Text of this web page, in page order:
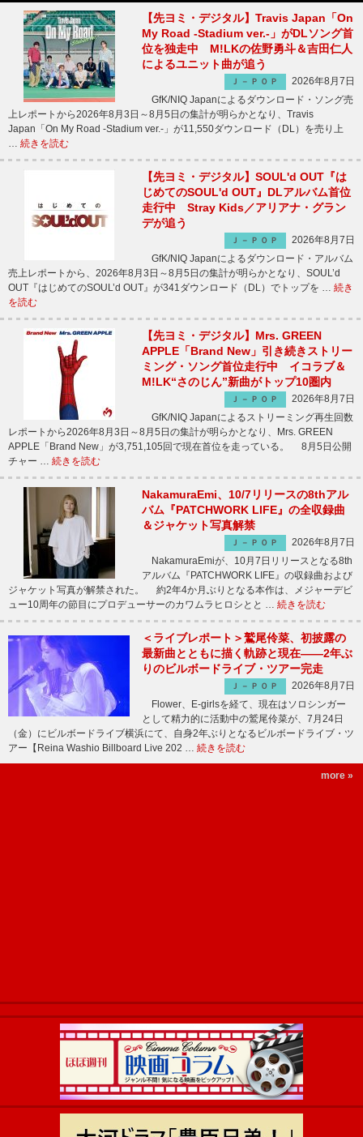
【先ヨミ・デジタル】Travis Japan「On
My Road -Stadium ver.-」がDLソング首
位を独走中 M!LKの佐野勇斗＆吉田仁人
によるユニット曲が追う
Ｊ－ＰＯＰ
2026年8月7日
GfK/NIQ Japanによるダウンロード・ソング売
上レポートから2026年8月3日～8月5日の集計が明らかとなり、Travis
Japan「On My Road -Stadium ver.-」が11,550ダウンロード（DL）を売り上
… 続きを読む
【先ヨミ・デジタル】SOUL'd OUT『は
じめてのSOUL'd OUT』DLアルバム首位
走行中 Stray Kids／アリアナ・グラン
デが追う
Ｊ－ＰＯＰ
2026年8月7日
GfK/NIQ Japanによるダウンロード・アルバム
売上レポートから、2026年8月3日～8月5日の集計が明らかとなり、SOUL’d
OUT『はじめてのSOUL’d OUT』が341ダウンロード（DL）でトップを … 続き
を読む
【先ヨミ・デジタル】Mrs. GREEN
APPLE「Brand New」引き続きストリー
ミング・ソング首位走行中 イコラブ＆
M!LK“さのじん”新曲がトップ10圏内
Ｊ－ＰＯＰ
2026年8月7日
GfK/NIQ Japanによるストリーミング再生回数
レポートから2026年8月3日～8月5日の集計が明らかとなり、Mrs. GREEN
APPLE「Brand New」が3,751,105回で現在首位を走っている。 8月5日公開
チャー … 続きを読む
NakamuraEmi、10/7リリースの8thアル
バム『PATCHWORK LIFE』の全収録曲
＆ジャケット写真解禁
Ｊ－ＰＯＰ
2026年8月7日
NakamuraEmiが、10月7日リリースとなる8th
アルバム『PATCHWORK LIFE』の収録曲および
ジャケット写真が解禁された。 約2年4か月ぶりとなる本作は、メジャーデビ
ュー10周年の節目にプロデューサーのカワムラヒロシとと … 続きを読む
＜ライブレポート＞鷲尾伶菜、初披露の
最新曲とともに描く軌跡と現在――2年ぶ
りのビルボードライブ・ツアー完走
Ｊ－ＰＯＰ
2026年8月7日
Flower、E-girlsを経て、現在はソロシンガー
として精力的に活動中の鷲尾伶菜が、7月24日
（金）にビルボードライブ横浜にて、自身2年ぶりとなるビルボードライブ・ツ
アー【Reina Washio Billboard Live 202 … 続きを読む
more »